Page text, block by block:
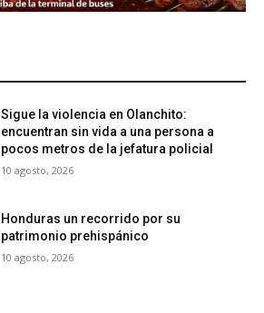
Sigue la violencia en Olanchito:
encuentran sin vida a una persona a
pocos metros de la jefatura policial
10 agosto, 2026
Honduras un recorrido por su
patrimonio prehispánico
10 agosto, 2026